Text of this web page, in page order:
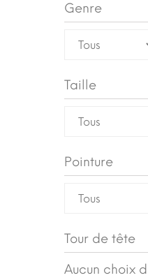
Genre
Taille
Pointure
Tour de tête
Aucun choix